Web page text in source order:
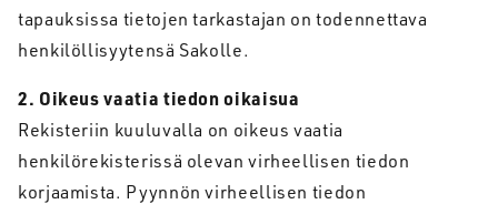
tapauksissa tietojen tarkastajan on todennettava
henkilöllisyytensä Sakolle.
2. Oikeus vaatia tiedon oikaisua
Rekisteriin kuuluvalla on oikeus vaatia
henkilörekisterissä olevan virheellisen tiedon
korjaamista. Pyynnön virheellisen tiedon